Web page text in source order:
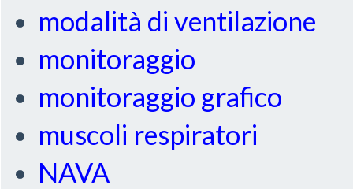
modalità di ventilazione
monitoraggio
monitoraggio grafico
muscoli respiratori
NAVA